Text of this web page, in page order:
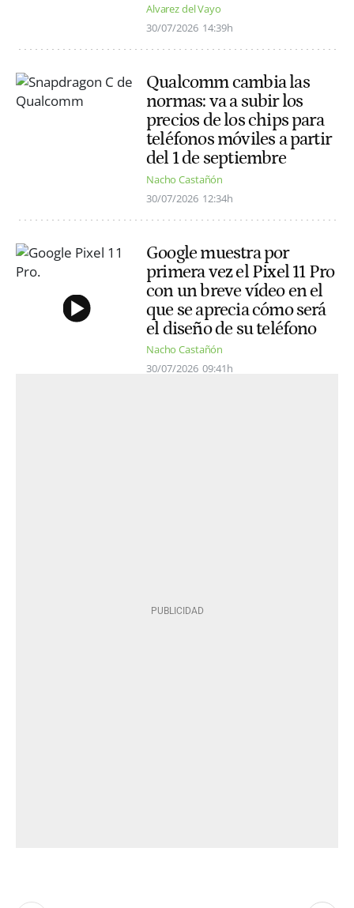
Alvarez del Vayo
30/07/2026 14:39h
Qualcomm cambia las
normas: va a subir los
precios de los chips para
teléfonos móviles a partir
del 1 de septiembre
Nacho Castañón
30/07/2026 12:34h
Google muestra por
primera vez el Pixel 11 Pro
con un breve vídeo en el
que se aprecia cómo será
el diseño de su teléfono
Nacho Castañón
30/07/2026 09:41h